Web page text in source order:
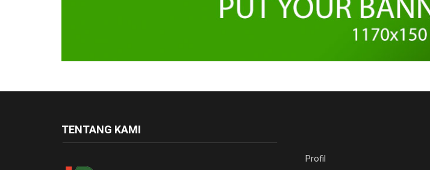
TENTANG KAMI
Profil